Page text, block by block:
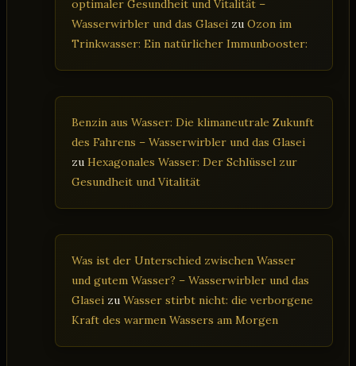
optimaler Gesundheit und Vitalität –
Wasserwirbler und das Glasei zu Ozon im
Trinkwasser: Ein natürlicher Immunbooster:
Benzin aus Wasser: Die klimaneutrale Zukunft
des Fahrens – Wasserwirbler und das Glasei
zu Hexagonales Wasser: Der Schlüssel zur
Gesundheit und Vitalität
Was ist der Unterschied zwischen Wasser
und gutem Wasser? – Wasserwirbler und das
Glasei zu Wasser stirbt nicht: die verborgene
Kraft des warmen Wassers am Morgen